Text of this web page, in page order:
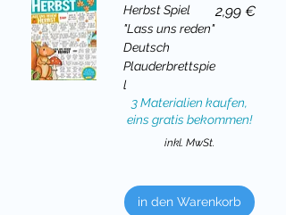
Herbst Spiel
"Lass uns reden"
Deutsch
Plauderbrettspie
l
Preis
2,99 €
3 Materialien kaufen,
eins gratis bekommen!
inkl. MwSt.
in den Warenkorb